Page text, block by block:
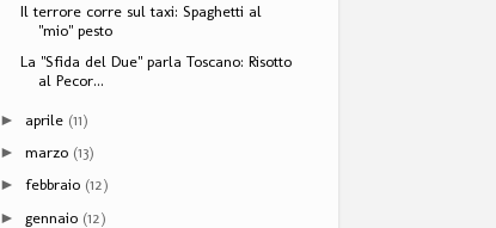
Il terrore corre sul taxi: Spaghetti al
"mio" pesto
La "Sfida del Due" parla Toscano: Risotto
al Pecor...
► aprile (11)
►marzo (13)
►febbraio (12)
► gennaio (12)